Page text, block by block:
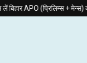
(प्रिलिम्स + मेन्स) कोर्स में